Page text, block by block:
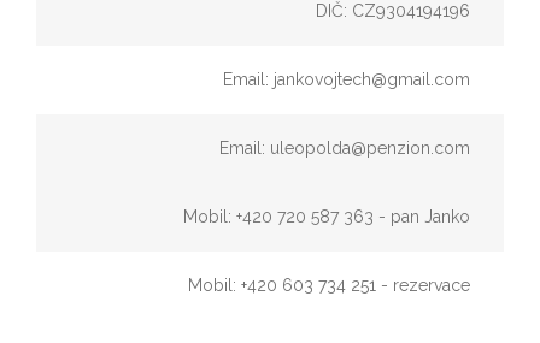
DIČ: CZ9304194196
Email: jankovojtech@gmail.com
Email: uleopolda@penzion.com
Mobil: +420 720 587 363 - pan Janko
Mobil: +420 603 734 251 - rezervace